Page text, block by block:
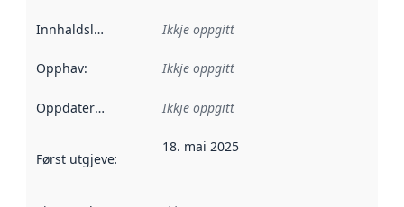
Innhaldsleverandørar :
Ikkje oppgitt
Opphav: Ikkje oppgitt
Oppdateringsfrekvens :
Ikkje oppgitt
Først utgjeve:
18. mai 2025